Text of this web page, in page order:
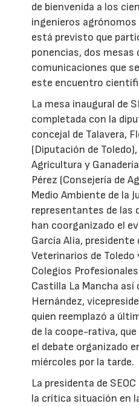
de bienvenida a los
ingenieros
está previsto que
ponencias, dos
comunicaciones que
este encuentro
La mesa inaugural de
completada con la
concejal de Talavera,
(Diputación de
Agricultura y
Pérez (Consejería de
Medio Ambiente de la
representantes de las
han coorganizado el
García Alia, presidente
Veterinarios de Toledo
Colegios
Castilla La Mancha así
Hernández,
quien reemplazó a
de la coope-rativa,
el debate organizado
miércoles por la tarde.
La presidenta de
la crítica situación en